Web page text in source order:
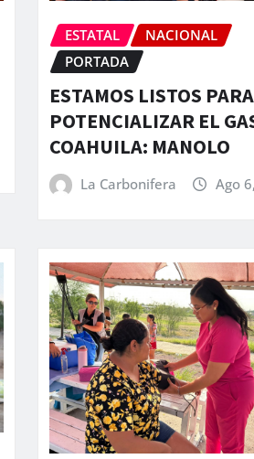
ESTATAL
NACIONAL
PORTADA
ESTAMOS LISTOS PARA
POTENCIALIZAR EL
COAHUILA: MANOLO
La Carbonifera Ago